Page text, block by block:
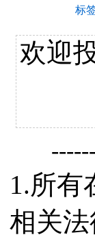
标
欢迎
1.所有
相关